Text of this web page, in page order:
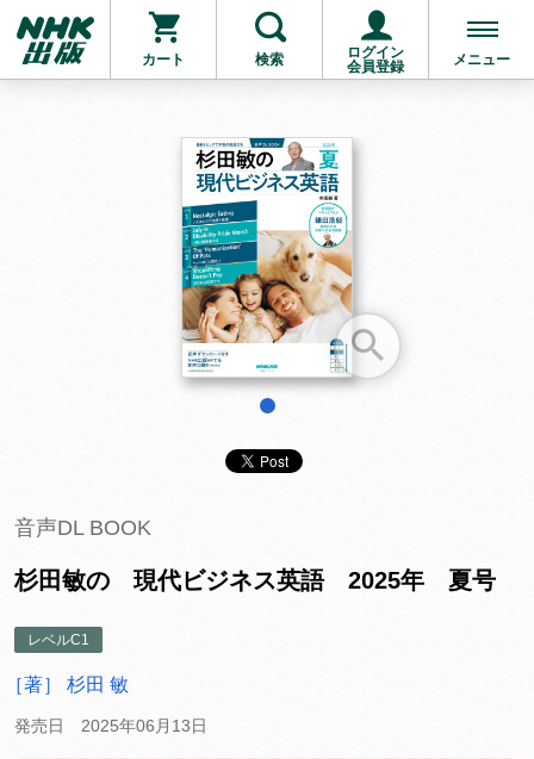
カート 検索
ログイン
会員登録
メニュー
お支払いに進む
他にも商品を買う
音声DL BOOK
杉田敏の 現代ビジネス英語 2025年 夏号
レベルC1
［著］ 杉田 敏
発売日 2025年06月13日